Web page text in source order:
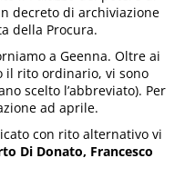
decreto di archiviazione
della Procura.
a Geenna. Oltre ai
il rito ordinario, vi sono
scelto l’abbreviato). Per
ad aprile.
con rito alternativo vi
Di Donato, Francesco